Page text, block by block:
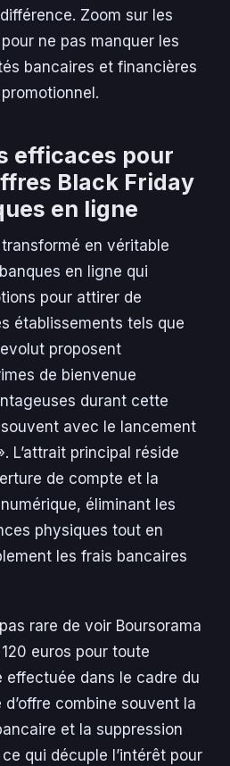
Zoom sur les
ne pas manquer les
bancaires et financières
efficaces pour
Black Friday
en ligne
transformé en véritable
en ligne qui
pour attirer de
établissements tels que
proposent
de bienvenue
durant cette
avec le lancement
L’attrait principal réside
de compte et la
éliminant les
physiques tout en
les frais bancaires
rare de voir Boursorama
euros pour toute
effectuée dans le cadre du
d’offre combine souvent la
et la suppression
qui décuple l’intérêt pour